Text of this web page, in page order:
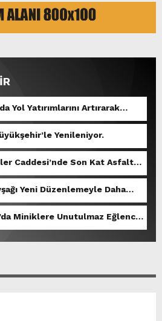
Yol Yatırımlarını Artırarak
Yenileniyor.
Caddesi’nde Son Kat Asfalt
Yeni Düzenlemeyle Daha
Miniklere Unutulmaz Eğlence